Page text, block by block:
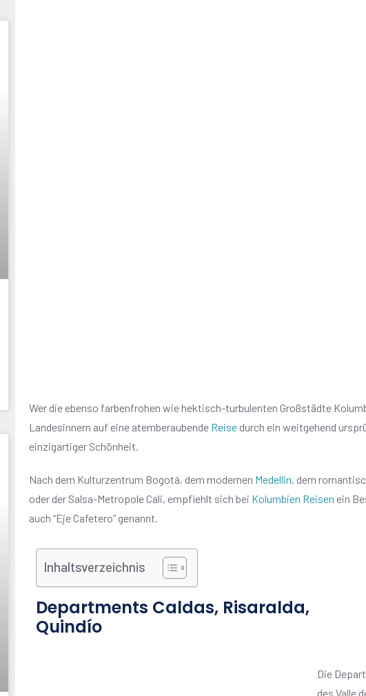
Wer die ebenso farbenfrohen wie hektisch-turbulenten Großstädte
Landesinnern auf eine atemberaubende Reise durch ein weitgehend
einzigartiger Schönheit.
Nach dem Kulturzentrum Bogotá, dem modernen Medellin, dem
oder der Salsa-Metropole Cali, empfiehlt sich bei Kolumbien Reisen ein
auch “Eje Cafetero” genannt.
Inhaltsverzeichnis
Departments Caldas, Risaralda,
Quindío
Die
des Valle